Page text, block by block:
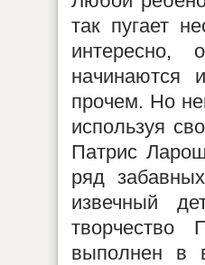
так пугает
интересно,
начинаются
прочем. Но
используя
Патрис
ряд
извечный
творчество
выполнен в